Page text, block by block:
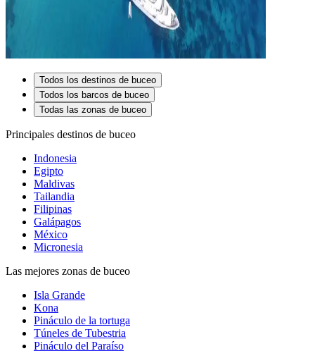
Todos los destinos de buceo
Todos los barcos de buceo
Todas las zonas de buceo
Principales destinos de buceo
Indonesia
Egipto
Maldivas
Tailandia
Filipinas
Galápagos
México
Micronesia
Las mejores zonas de buceo
Isla Grande
Kona
Pináculo de la tortuga
Túneles de Tubestria
Pináculo del Paraíso